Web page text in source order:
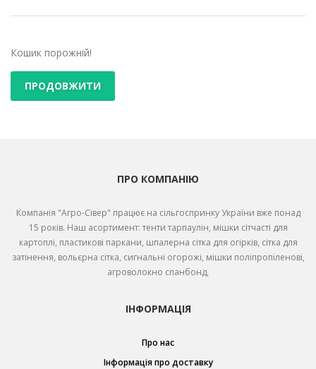
Кошик порожній!
ПРОДОВЖИТИ
ПРО КОМПАНІЮ
Компанія "Агро-Сівер" працює на сільгоспринку України вже понад
15 років. Наш асортимент: тенти тарпаулін, мішки сітчасті для
картоплі, пластикові паркани, шпалерна сітка для огірків, сітка для
затінення, вольєрна сітка, сигнальні огорожі, мішки поліпропіленові,
агроволокно спанбонд,
ІНФОРМАЦІЯ
Про нас
Інформація про доставку